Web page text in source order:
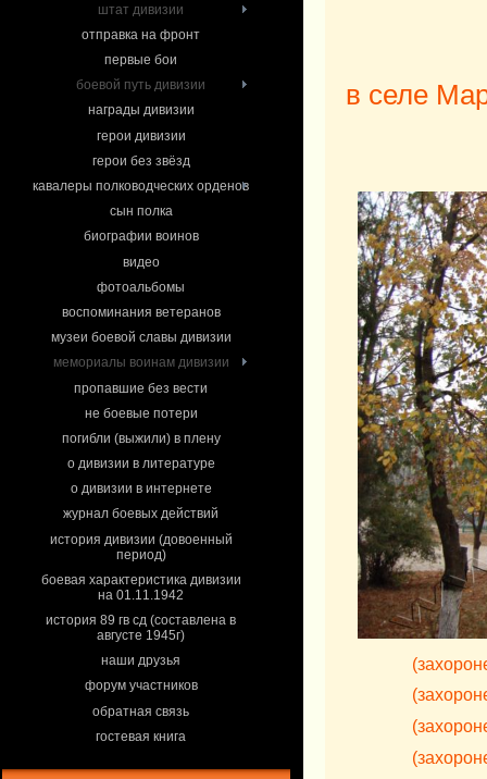
штат дивизии
отправка на фронт
первые бои
боевой путь дивизии
награды дивизии
герои дивизии
герои без звёзд
кавалеры полководческих орденов
сын полка
биографии воинов
видео
фотоальбомы
воспоминания ветеранов
музеи боевой славы дивизии
мемориалы воинам дивизии
пропавшие без вести
не боевые потери
погибли (выжили) в плену
о дивизии в литературе
о дивизии в интернете
журнал боевых действий
история дивизии (довоенный
период)
боевая характеристика дивизии
на 01.11.1942
история 89 гв сд (составлена в
августе 1945г)
наши друзья
форум участников
обратная связь
гостевая книга
в селе